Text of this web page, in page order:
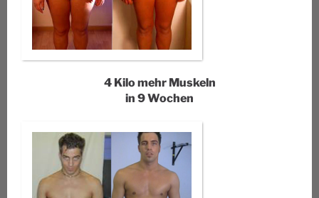
4 Kilo mehr Muskeln
in 9 Wochen